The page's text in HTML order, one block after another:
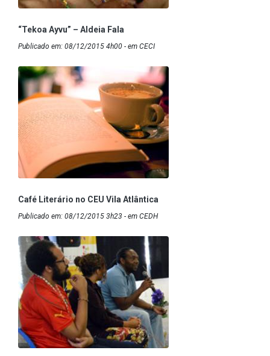
“Tekoa Ayvu” – Aldeia Fala
Publicado em: 08/12/2015 4h00 - em CECI
Café Literário no CEU Vila Atlântica
Publicado em: 08/12/2015 3h23 - em CEDH